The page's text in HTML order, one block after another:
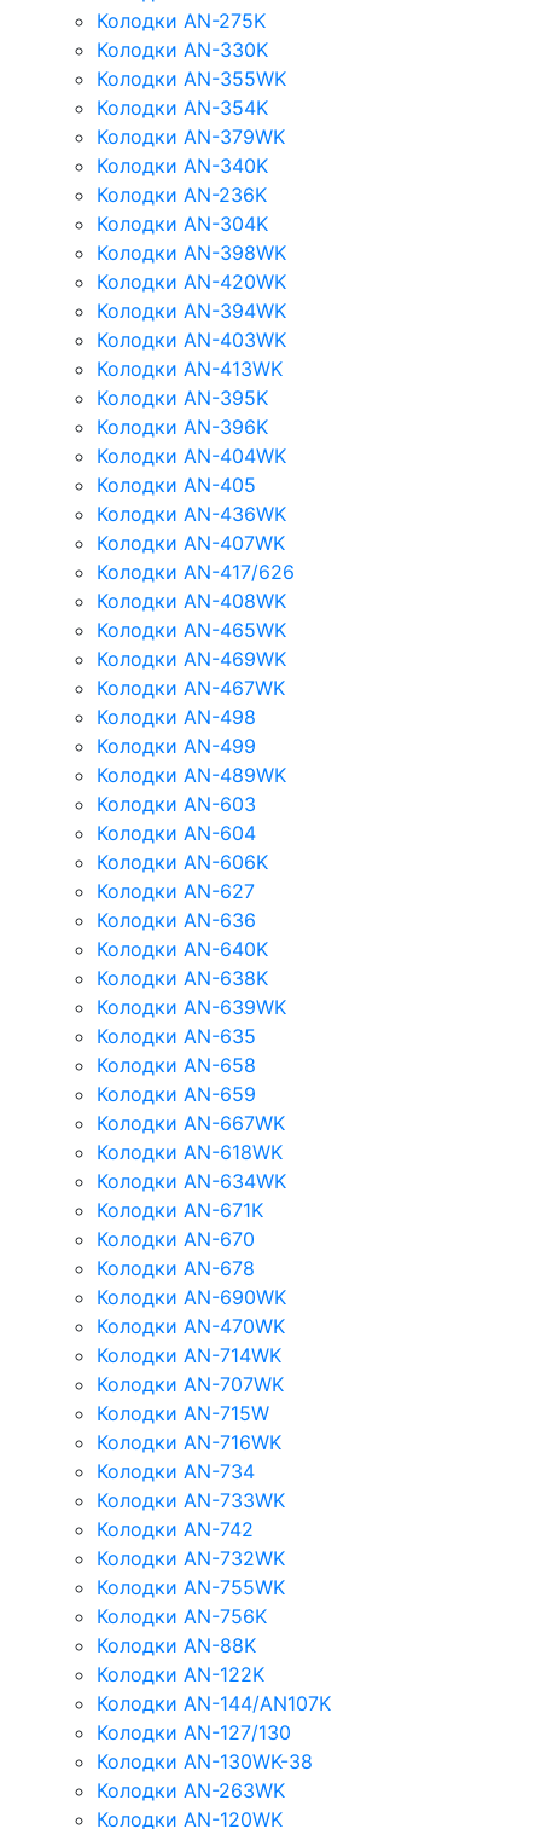
Колодки AN-275K
Колодки AN-330K
Колодки AN-355WK
Колодки AN-354K
Колодки AN-379WK
Колодки AN-340K
Колодки AN-236K
Колодки AN-304K
Колодки AN-398WK
Колодки AN-420WK
Колодки AN-394WK
Колодки AN-403WK
Колодки AN-413WK
Колодки AN-395K
Колодки AN-396K
Колодки AN-404WK
Колодки AN-405
Колодки AN-436WK
Колодки AN-407WK
Колодки AN-417/626
Колодки AN-408WK
Колодки AN-465WK
Колодки AN-469WK
Колодки AN-467WK
Колодки AN-498
Колодки AN-499
Колодки AN-489WK
Колодки AN-603
Колодки AN-604
Колодки AN-606K
Колодки AN-627
Колодки AN-636
Колодки AN-640K
Колодки AN-638K
Колодки AN-639WK
Колодки AN-635
Колодки AN-658
Колодки AN-659
Колодки AN-667WK
Колодки AN-618WK
Колодки AN-634WK
Колодки AN-671K
Колодки AN-670
Колодки AN-678
Колодки AN-690WK
Колодки AN-470WK
Колодки AN-714WK
Колодки AN-707WK
Колодки AN-715W
Колодки AN-716WK
Колодки AN-734
Колодки AN-733WK
Колодки AN-742
Колодки AN-732WK
Колодки AN-755WK
Колодки AN-756K
Колодки AN-88K
Колодки AN-122K
Колодки AN-144/AN107K
Колодки AN-127/130
Колодки AN-130WK-38
Колодки AN-263WK
Колодки AN-120WK